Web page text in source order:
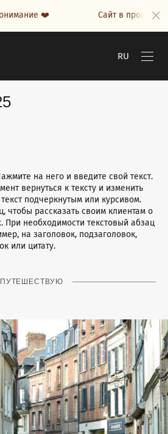
❤️ Сайт в процессе
RU
на него и введите свой текст.
вернуться к тексту и изменить
подчеркнутым или курсивом.
чтобы рассказать своим клиентам о
При необходимости текстовый абзац
на заголовок, подзаголовок,
или цитату.
ПУТЕШЕСТВУЮ